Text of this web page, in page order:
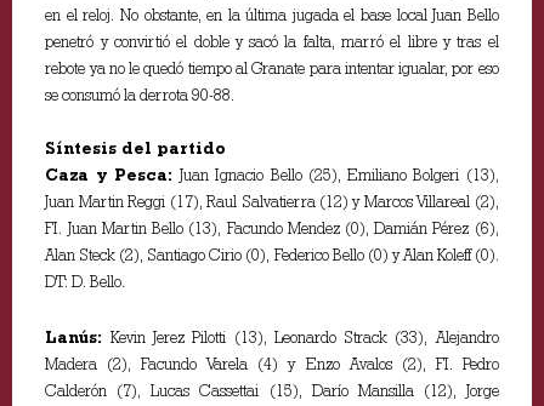
en el reloj. No obstante, en la última jugada el base local Juan Bello
penetró y convirtió el doble y sacó la falta, marró el libre y tras el
rebote ya no le quedó tiempo al Granate para intentar igualar, por eso
se consumó la derrota 90-88.
Síntesis del partido
Caza y Pesca:Juan Ignacio Bello (25), Emiliano Bolgeri (13),
Juan Martin Reggi (17), Raul Salvatierra (12) y Marcos Villareal (2),
FI. Juan Martin Bello (13), Facundo Mendez (0), Damián Pérez (6),
Alan Steck (2), Santiago Cirio (0), Federico Bello (0) y Alan Koleff (0).
DT: D. Bello.
Lanús: Kevin Jerez Pilotti (13), Leonardo Strack (33), Alejandro
Madera (2), Facundo Varela (4) y Enzo Avalos (2), FI. Pedro
Calderón (7), Lucas Cassettai (15), Darío Mansilla (12), Jorge